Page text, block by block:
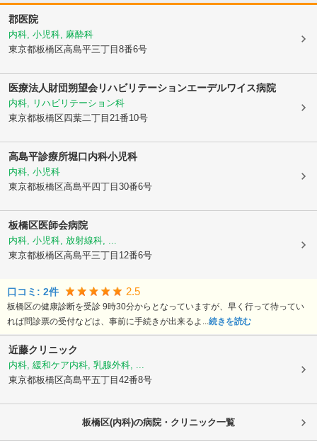
郡医院
内科, 小児科, 麻酔科
東京都板橋区高島平三丁目8番6号
医療法人財団朔望会リハビリテーションエーデルワイス病院
内科, リハビリテーション科
東京都板橋区 四葉二丁目21番10号
高島平診療所堀口内科小児科
内科, 小児科
東京都板橋区高島平四丁目30番6号
板橋区医師会病院
内科, 小児科, 放射線科, ...
東京都板橋区高島平三丁目12番6号
口コミ: 2件 2.5
板橋区の健康診断を受診 9時30分からとなっていますが、早く行って待ってい
れば問診票の受付などは、事前に手続きが出来るよ...続きを読む
近藤クリニック
内科, 緩和ケア内科, 乳腺外科, ...
東京都板橋区高島平五丁目42番8号
板橋区(内科)の病院・クリニック一覧